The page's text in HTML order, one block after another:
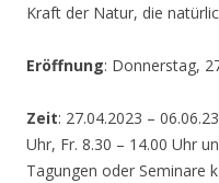
Kraft der Natur, die
Eröffnung: Donnerstag,
Zeit: 27.04.2023 –
Uhr, Fr. 8.30 – 14.00 Uhr
Tagungen oder Seminare